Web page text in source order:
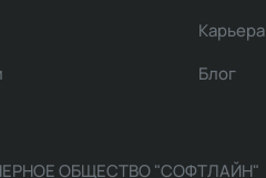
Карьера
Блог
ОБЩЕСТВО "СОФТЛАЙН"